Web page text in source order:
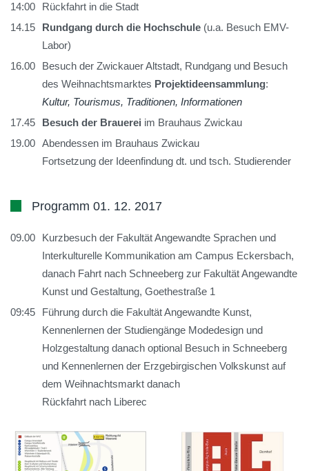
14:00
Rückfahrt in die Stadt
14.15
Rundgang durch die Hochschule (u.a. Besuch EMV-
Labor)
16.00
Besuch der Zwickauer Altstadt, Rundgang und Besuch
des Weihnachtsmarktes Projektideensammlung:
Kultur, Tourismus, Traditionen, Informationen
17.45
Besuch der Brauerei im Brauhaus Zwickau
19.00 Abendessen im Brauhaus Zwickau
Fortsetzung der Ideenfindung dt. und tsch. Studierender
Programm 01. 12. 2017
09.00
Kurzbesuch der Fakultät Angewandte Sprachen und
Interkulturelle Kommunikation am Campus Eckersbach,
danach Fahrt nach Schneeberg zur Fakultät Angewandte
Kunst und Gestaltung, Goethestraße 1
09:45
Führung durch die Fakultät Angewandte Kunst,
Kennenlernen der Studiengänge Modedesign und
Holzgestaltung danach optional Besuch in Schneeberg
und Kennenlernen der Erzgebirgischen Volkskunst auf
dem Weihnachtsmarkt danach
Rückfahrt nach Liberec